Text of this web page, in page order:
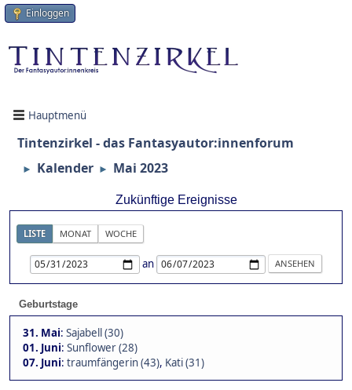
Einloggen
Hauptmenü
Tintenzirkel - das Fantasyautor:innenforum
► Kalender ► Mai 2023
Zukünftige Ereignisse
LISTE MONAT WOCHE
an
Geburtstage
31. Mai: Sajabell (30)
01. Juni: Sunflower (28)
07. Juni: traumfängerin (43), Kati (31)